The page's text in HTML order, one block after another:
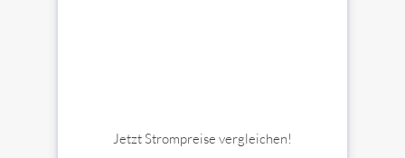
Jetzt Strompreise vergleichen!